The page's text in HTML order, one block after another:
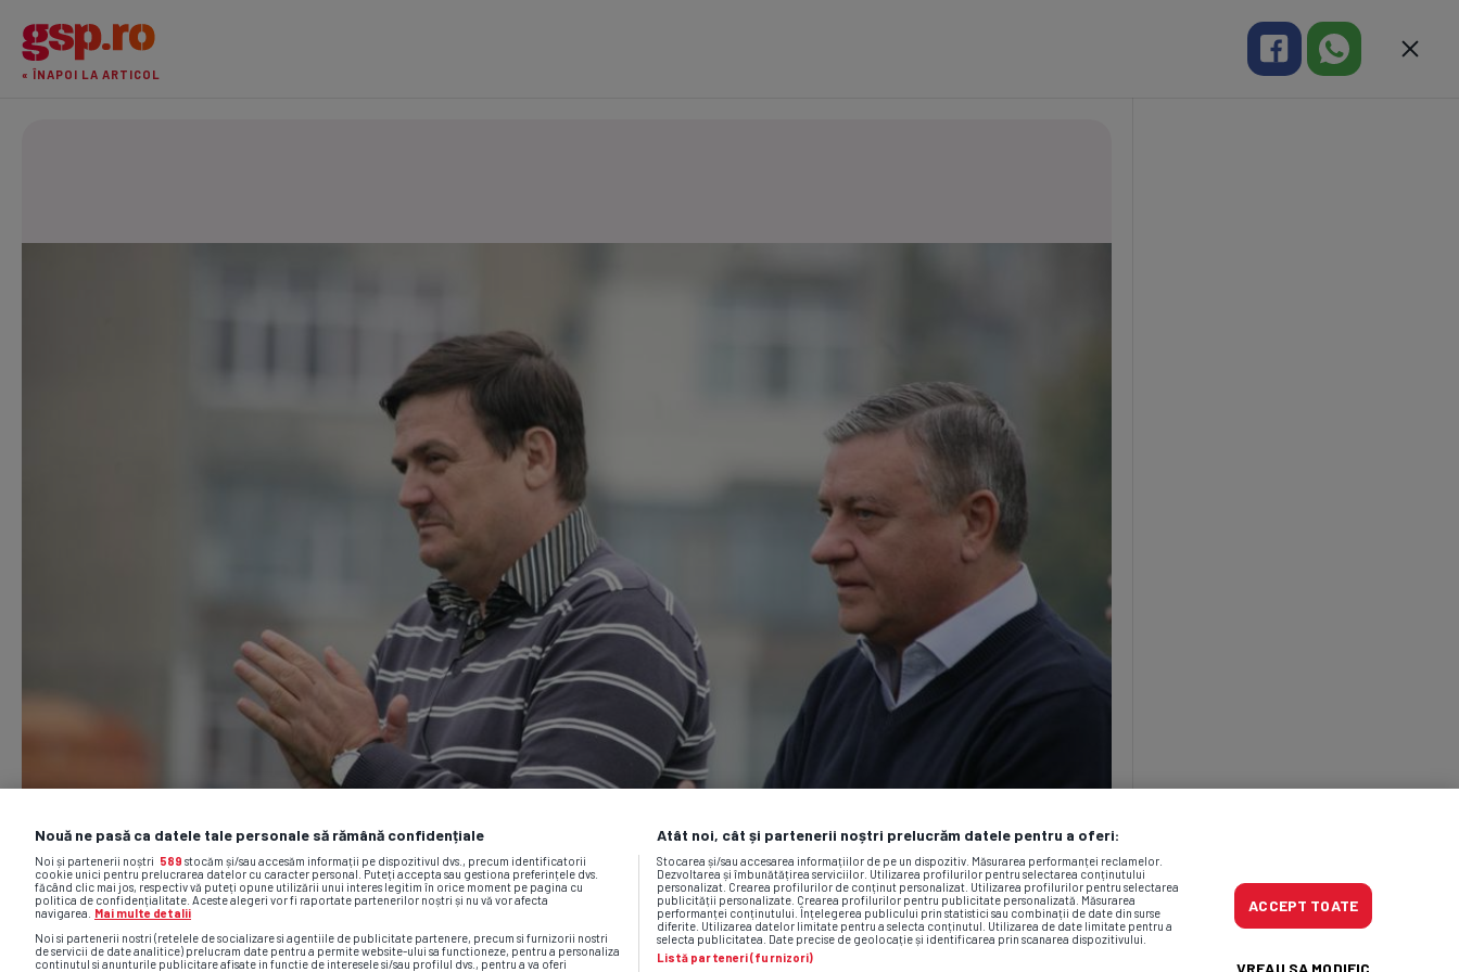
« ÎNAPOI LA ARTICOL
Nouă ne pasă ca datele tale personale să rămână confidențiale
Noi și partenerii noștri 589 stocăm și/sau accesăm informații pe dispozitivul dvs., precum identificatorii
cookie unici pentru prelucrarea datelor cu caracter personal. Puteți accepta sau gestiona preferințele dvs.
făcând clic mai jos, respectiv vă puteți opune utilizării unui interes legitim în orice moment pe pagina cu
politica de confidențialitate. Aceste alegeri vor fi raportate partenerilor noștri și nu vă vor afecta
navigarea.
Mai multe detalii
Noi si partenerii nostri (retelele de socializare si agentiile de publicitate partenere, precum si furnizorii nostri
de servicii de date analitice) prelucram date pentru a permite website-ului sa functioneze, pentru a personaliza
continutul si anunturile publicitare afisate in functie de interesele si/sau profilul dvs., pentru a va oferi
Atât noi, cât și partenerii noștri prelucrăm datele pentru a oferi:
Stocarea și/sau accesarea informațiilor de pe un dispozitiv. Măsurarea performanței reclamelor.
Dezvoltarea și îmbunătățirea serviciilor. Utilizarea profilurilor pentru selectarea conținutului
personalizat. Crearea profilurilor de conținut personalizat. Utilizarea profilurilor pentru selectarea
publicității personalizate. Crearea profilurilor pentru publicitate personalizată. Măsurarea
performanței conținutului. Înțelegerea publicului prin statistici sau combinații de date din surse
diferite. Utilizarea datelor limitate pentru a selecta conținutul. Utilizarea de date limitate pentru a
selecta publicitatea. Date precise de geolocație și identificarea prin scanarea dispozitivului.
Listă parteneri (furnizori)
ACCEPT TOATE
VREAU SA MODIFIC